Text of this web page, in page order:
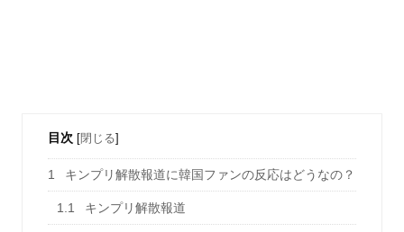
目次 [閉じる]
1 キンプリ解散報道に韓国ファンの反応はどうなの？
1.1 キンプリ解散報道